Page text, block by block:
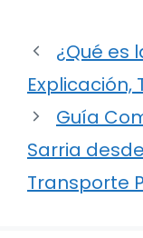
¿Qué es
Explicación,
Guía
Sarria
Transporte